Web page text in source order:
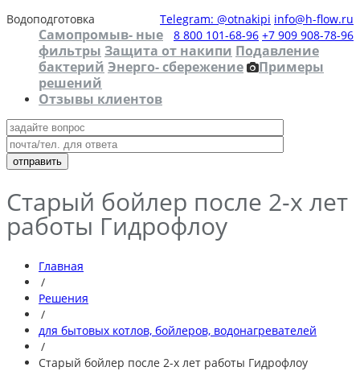
Водоподготовка Telegram: @otnakipi info@h-flow.ru
8 800 101-68-96 +7 909 908-78-96
Самопромыв- ные
фильтры Защита от накипи Подавление
бактерий Энерго- сбережение
Примеры
решений
Отзывы клиентов
Старый бойлер после 2-х лет
работы Гидрофлоу
Главная
/
Решения
/
для бытовых котлов, бойлеров, водонагревателей
/
Старый бойлер после 2-х лет работы Гидрофлоу